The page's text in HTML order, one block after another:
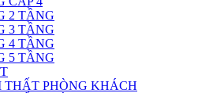
2 TẦNG
3 TẦNG
4 TẦNG
5 TẦNG
THẤT PHÒNG KHÁCH